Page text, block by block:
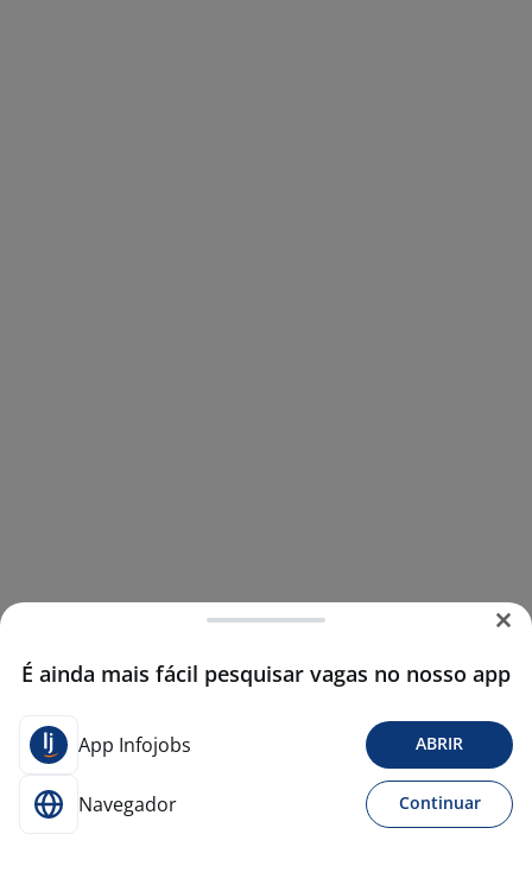
É ainda mais fácil pesquisar vagas no nosso app
App Infojobs ABRIR
Navegador Continuar